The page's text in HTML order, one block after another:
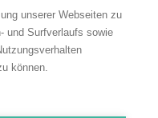
unserer Webseiten zu
und Surfverlaufs sowie
können.